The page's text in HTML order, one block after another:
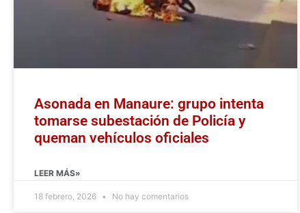
Asonada en Manaure: grupo intenta
tomarse subestación de Policía y
queman vehículos oficiales
LEER MÁS»
18 febrero, 2026 No hay comentarios